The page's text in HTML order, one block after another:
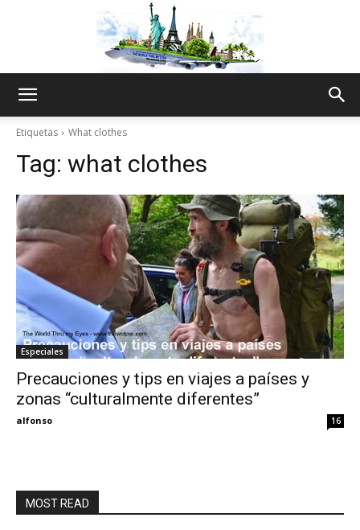
Thru
My
Eyes
Etiquetas What clothes
Tag: what clothes
Especiales
Precauciones y tips en viajes a países y
zonas “culturalmente diferentes”
alfonso 16
MOST READ